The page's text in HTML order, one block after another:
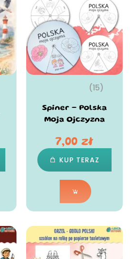
(15)
Spiner – Polska
Moja Ojczyzna
7,00zł
KUP TERAZ